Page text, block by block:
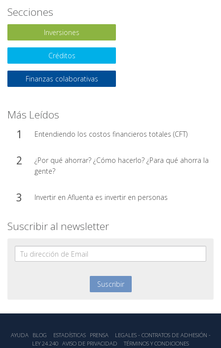
Secciones
Inversiones
Créditos
Finanzas colaborativas
Más Leídos
Entendiendo los costos financieros totales (CFT)
¿Por qué ahorrar? ¿Cómo hacerlo? ¿Para qué ahorra la
gente?
Invertir en Afluenta es invertir en personas
Suscribir al newsletter
AYUDA BLOG ESTADÍSTICA‎S PRENSA
LEGALES - CONTRATOS DE ADHESIÓN -
LEY 24.240 AVISO DE PRIVACIDAD TÉRMINOS Y CONDICIONES